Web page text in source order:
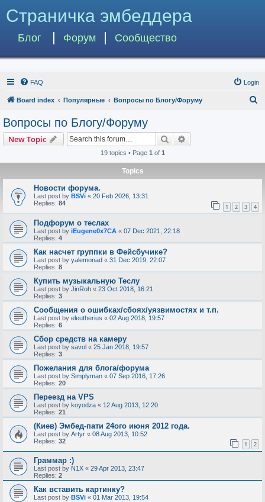
Страничка эмбеддера
Блог Форум Сообщество
FAQ Login
Board index Популярные Вопросы по Блогу/Форуму
Вопросы по Блогу/Форуму
New Topic Search
19 topics • Page 1 of 1
Topics
Новости форума.
Last post by BSVi « 20 Feb 2026, 13:31
Replies: 84 1 2 3 4
Подфорум о теслах
Last post by iEugene0x7CA « 07 Dec 2021, 22:18
Replies: 4
Как насчет группки в Фейсбучике?
Last post by yalemonad « 31 Dec 2019, 22:07
Replies: 8
Купить музыкальную Теслу
Last post by JinRoh « 23 Oct 2018, 16:21
Replies: 3
Сообщения о ошибках/сбоях/уязвимостях и т.п.
Last post by eleutherius « 02 Aug 2018, 19:57
Replies: 6
Сбор средств на камеру
Last post by savol « 25 Jan 2018, 19:57
Replies: 3
Пожелания для блога/форума
Last post by Simplyman « 07 Sep 2016, 17:26
Replies: 20
Переезд на VPS
Last post by koyodza « 12 Aug 2013, 12:20
Replies: 21
(Киев) Эмбед-пати 24ого июня 2012 года.
Last post by Artyr « 08 Aug 2013, 10:52
Replies: 32 1 2
Граммар :)
Last post by N1X « 29 Apr 2013, 23:47
Replies: 2
Как вставить картинку?
Last post by BSVi « 01 Mar 2013, 19:54